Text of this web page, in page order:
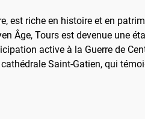
est riche en histoire et en
Âge, Tours est devenue une
active à la Guerre de
Saint-Gatien, qui